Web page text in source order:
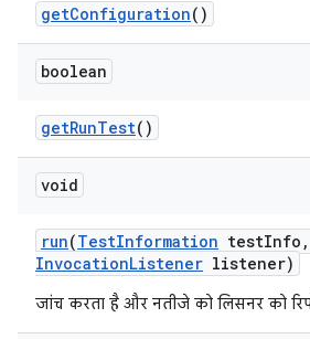
getConfiguration()
boolean
getRunTest()
void
run(TestInformation testInfo ,
InvocationListener listener)
जांच करता है और नतीजे को लिसनर को